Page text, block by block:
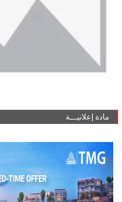
مادة إعلانيـــة